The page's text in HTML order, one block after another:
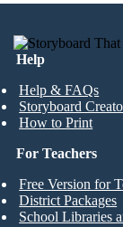
Help
Help & FAQs
Storyboard
How to Print
For Teachers
Free Version for
District Packages
School Libraries